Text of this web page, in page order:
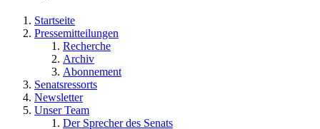
Startseite
Pressemitteilungen
Recherche
Archiv
Abonnement
Senatsressorts
Newsletter
Unser Team
Der Sprecher des Senats